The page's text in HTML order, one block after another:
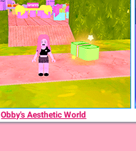
Obby's Aesthetic World